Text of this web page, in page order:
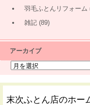
羽毛ふとんリフォーム
雑記 (89)
アーカイブ
末次ふとん店のホー